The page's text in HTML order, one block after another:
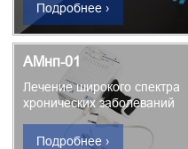
Подробнее ›
АМнп-01
Лечение широкого спектра
хронических заболеваний
Подробнее ›